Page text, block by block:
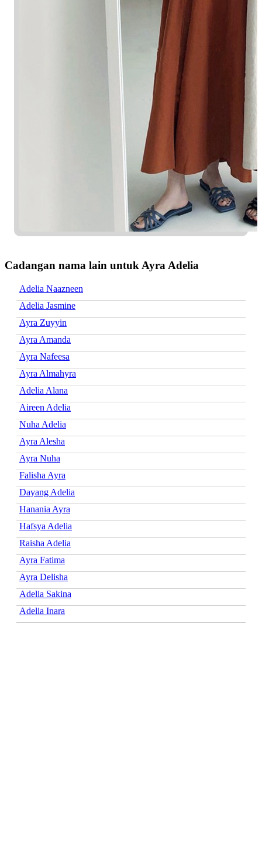
Cadangan nama lain untuk Ayra Adelia
Adelia Naazneen
Adelia Jasmine
Ayra Zuyyin
Ayra Amanda
Ayra Nafeesa
Ayra Almahyra
Adelia Alana
Aireen Adelia
Nuha Adelia
Ayra Alesha
Ayra Nuha
Falisha Ayra
Dayang Adelia
Hanania Ayra
Hafsya Adelia
Raisha Adelia
Ayra Fatima
Ayra Delisha
Adelia Sakina
Adelia Inara